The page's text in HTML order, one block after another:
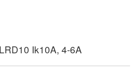
Ik10A, 4-6A